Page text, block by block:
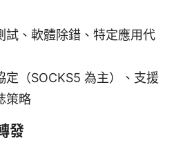
試、軟體除錯、特定應用代
定（SOCKS5 為主）、支援
策略
發